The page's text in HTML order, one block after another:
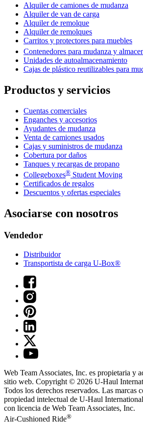
Alquiler de camiones de mudanza
Alquiler de van de carga
Alquiler de remolque
Alquiler de remolques
Carritos y protectores para muebles
Contenedores para mudanza y
Unidades de autoalmacenamiento
Cajas de plástico reutilizables para
Productos y servicios
Cuentas comerciales
Enganches y accesorios
Ayudantes de mudanza
Venta de camiones usados
Cajas y suministros de mudanza
Cobertura por daños
Tanques y recargas de propano
Collegeboxes® Student Moving
Certificados de regalos
Descuentos y ofertas especiales
Asociarse con nosotros
Vendedor
Distribuidor
Transportista de carga U-Box®
Web Team Associates, Inc. es propietaria y
sitio web. Copyright © 2026 U-Haul
Todos los derechos reservados. Las marcas
propiedad intelectual de U-Haul
con licencia de Web Team Associates, Inc.
Air-Cushioned Ride®